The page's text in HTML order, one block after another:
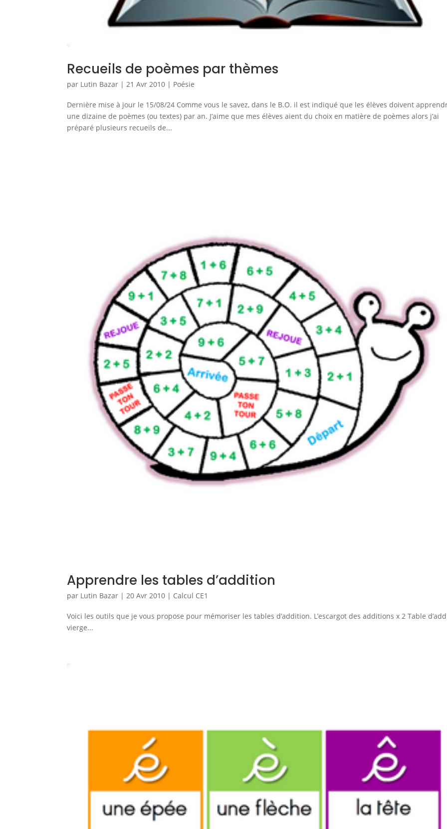
Recueils de poèmes par thèmes
par Lutin Bazar |21 Avr 2010 | Poésie
Dernière mise à jour le 15/08/24 Comme vous le savez, dans le B.O. il est indiqué que les élèves doivent
une dizaine de poèmes (ou textes) par an. J’aime que mes élèves aient du choix en matière de poèmes alors j’ai
préparé plusieurs recueils de...
Apprendre les tables d’addition
par Lutin Bazar |20 Avr 2010 | Calcul CE1
Voici les outils que je vous propose pour mémoriser les tables d’addition. L’escargot des additions x 2 Table
vierge...